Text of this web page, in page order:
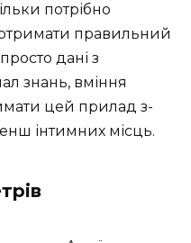
потрібно
правильний
дані з
знань, вміння
цей прилад з-
інтимних місць.